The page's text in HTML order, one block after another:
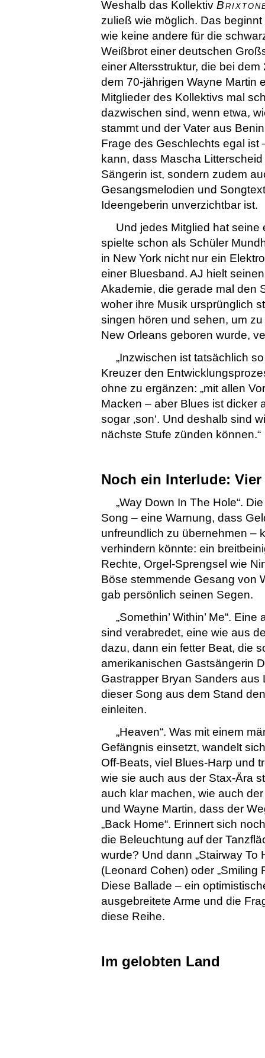
Weshalb das Kollektiv
zuließ wie möglich. Das
wie keine andere für die
Weißbrot einer deutschen
einer Altersstruktur, die bei
dem 70-jährigen Wayne Martin
Mitglieder des Kollektivs mal
dazwischen sind, wenn etwa,
stammt und der Vater aus
Frage des Geschlechts egal
kann, dass Mascha
Sängerin ist, sondern zudem
Gesangsmelodien und
Ideengeberin unverzichtbar ist.
Und jedes Mitglied hat
spielte schon als Schüler
in New York nicht nur ein
einer Bluesband. AJ hielt
Akademie, die gerade mal den
woher ihre Musik ursprünglich
singen hören und sehen, um
New Orleans geboren wurde,
„Inzwischen ist tatsächlich
Kreuzer den
ohne zu ergänzen: „mit allen
Macken – aber Blues ist dicker
sogar ‚son‘. Und deshalb sind
nächste Stufe zünden können.“
Noch ein Interlude:
„Way Down In The Hole“.
Song – eine Warnung, dass
unfreundlich zu übernehmen –
verhindern könnte: ein
Rechte, Orgel-Sprengsel wie
Böse stemmende Gesang von
gab persönlich seinen Segen.
„Somethin’ Within’ Me“.
sind verabredet, eine wie aus
dazu, dann ein fetter Beat, die
amerikanischen Gastsängerin
Gastrapper Bryan Sanders
dieser Song aus dem Stand
einleiten.
„Heaven“. Was mit einem
Gefängnis einsetzt, wandelt
Off-Beats, viel Blues-Harp und
wie sie auch aus der Stax-Ära
auch klar machen, wie auch
und Wayne Martin, dass der
„Back Home“. Erinnert sich
die Beleuchtung auf der
wurde? Und dann „Stairway To
(Leonard Cohen) oder „Smiling
Diese Ballade – ein
ausgebreitete Arme und die
diese Reihe.
Im gelobten Land